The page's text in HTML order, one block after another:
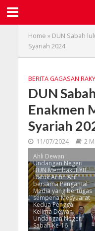
Home » DUN Sabah
Syariah 2024
BERITA GAGASAN
DUN
Enakmen
Syariah
11/07/2024
2
Ahli Dewan
Undangan Negeri
DUN Membakut YB
Datuk Arifin Arif
bersama Pengamal
Media yang bertugas
sempena Mesyuarat
Kedua Penggal
Kelima Dewan
Undangan Negeri
Sabah Ke-16